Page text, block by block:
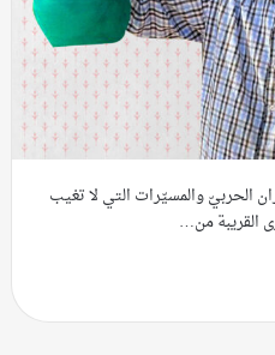
الحربيّ والمسيّرات التي لا تغيب
القريبة من…